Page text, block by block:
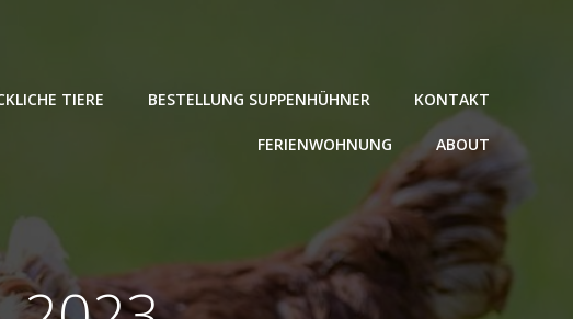
TIERE BESTELLUNG SUPPENHÜHNER KONTAKT
FERIENWOHNUNG ABOUT